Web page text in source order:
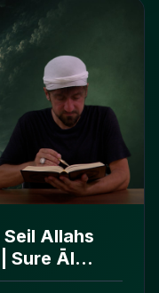
Allahs
Sure Āl